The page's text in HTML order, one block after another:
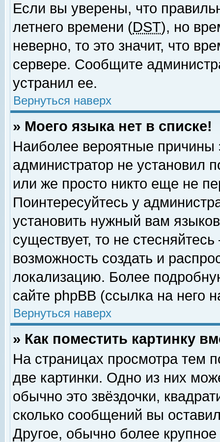
Если вы уверены, что
летнего времени (DST), но
неверно, то это значит, что
сервере. Сообщите
устранил ее.
Вернуться наверх
» Моего языка нет в списке!
Наиболее вероятные причины
администратор не установил
или же просто никто еще не
Поинтересуйтесь у
установить нужный вам
существует, то не
возможность создать и
локализацию. Более
сайте phpBB (ссылка на него
Вернуться наверх
» Как поместить картинку
На страницах просмотра тем
две картинки. Одно из них
обычно это звёздочки,
сколько сообщений вы
Другое, обычно более